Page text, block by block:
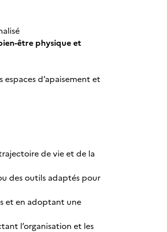
être physique et
d’apaisement et
de vie et de la
des outils adaptés pour
et en adoptant une
l’organisation et les